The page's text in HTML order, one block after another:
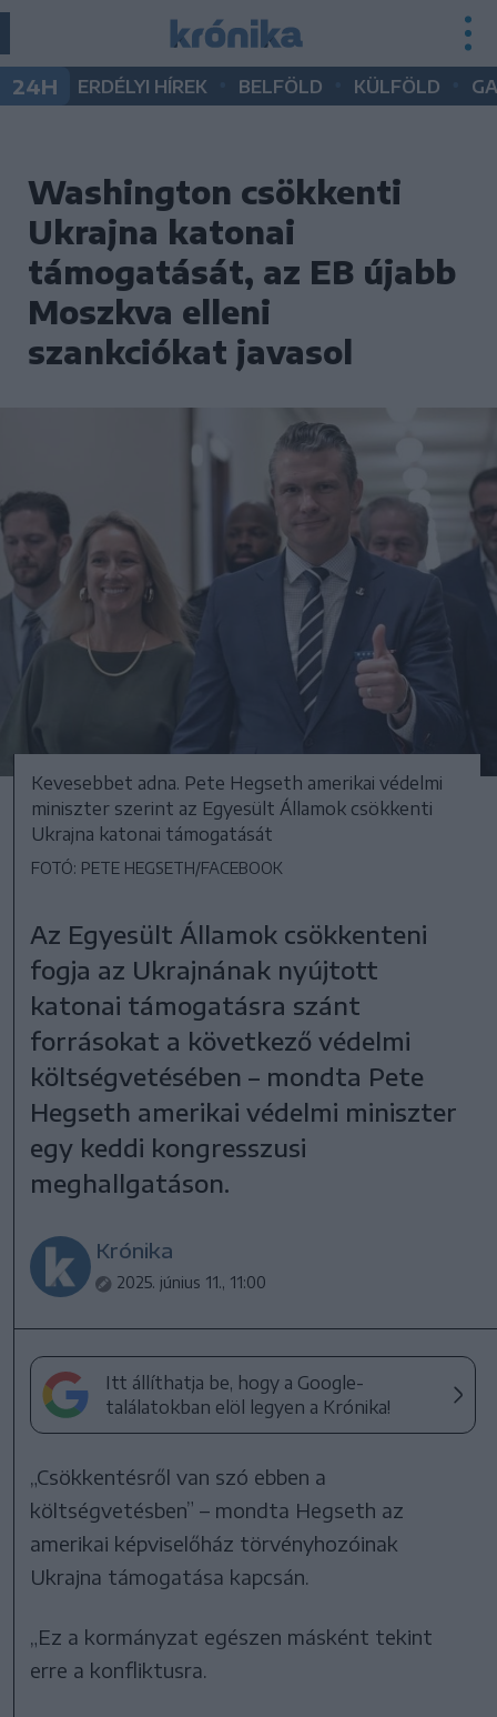
24H ERDÉLYI HÍREK BELFÖLD KÜLFÖLD
Washington csökkenti
Ukrajna katonai
támogatását, az EB újabb
Moszkva elleni
szankciókat javasol
Kevesebbet adna. Pete Hegseth amerikai védelmi
miniszter szerint az Egyesült Államok csökkenti
Ukrajna katonai támogatását
FOTÓ: PETE HEGSETH/FACEBOOK
Az Egyesült Államok csökkenteni
fogja az Ukrajnának nyújtott
katonai támogatásra szánt
forrásokat a következő védelmi
költségvetésében – mondta Pete
Hegseth amerikai védelmi miniszter
egy keddi kongresszusi
meghallgatáson.
Krónika
2025. június 11., 11:00
Itt állíthatja be, hogy a Google-
találatokban elöl legyen a Krónika!
„Csökkentésről van szó ebben a
költségvetésben” – mondta Hegseth az
amerikai képviselőház törvényhozóinak
Ukrajna támogatása kapcsán.
„Ez a kormányzat egészen másként tekint
erre a konfliktusra.